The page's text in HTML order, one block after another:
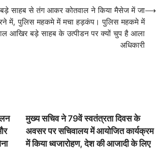
बड़े साहब से तंग आकर कोतवाल ने किया मैसेज में जा
में, पुलिस महकमे में मचा हड़कंप। पुलिस महकमे में
आखिर बड़े साहब के उत्पीडन पर क्यों चुप है आला
अधिकारी
⟶
मुख्य सचिव ने 79वें स्वतंत्रता दिवस के
अवसर पर सचिवालय में आयोजित कार्यक्रम
में किया ध्वजारोहण, देश की आजादी के लिए